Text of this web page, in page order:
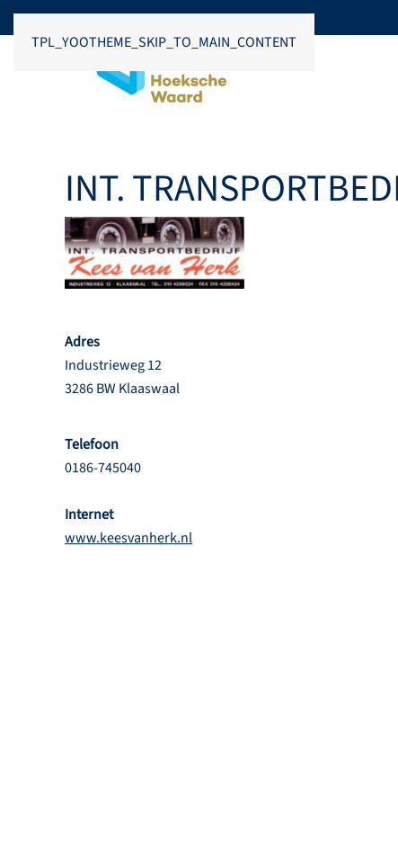
TPL_YOOTHEME_SKIP_TO_MAIN_CONTENT
INT.
Adres
Industrieweg 12
3286 BW Klaaswaal
Telefoon
0186-745040
Internet
www.keesvanherk.nl